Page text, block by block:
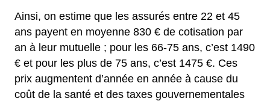
Ainsi, on estime que les assurés entre 22 et 45
ans payent en moyenne 830 € de cotisation par
an à leur mutuelle ; pour les 66-75 ans, c’est 1490
€ et pour les plus de 75 ans, c’est 1475 €. Ces
prix augmentent d’année en année à cause du
coût de la santé et des taxes gouvernementales